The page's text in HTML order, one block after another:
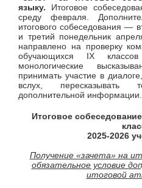
языку. Итоговое
среду февраля.
итогового собеседования —
и третий понедельник
направлено на проверку
обучающихся IX
монологические
принимать участие в
вслух, пересказывать
дополнительной информации.
Итоговое
2025-2026
Получение «зачета» на
обязательное условие
итоговой